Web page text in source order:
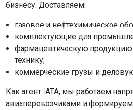
бизнесу. Доставляем:
газовое и нефтехимическое
комплектующие для
фармацевтическую
технику;
коммерческие грузы и
Как агент IATA, мы работаем
авиаперевозчиками и